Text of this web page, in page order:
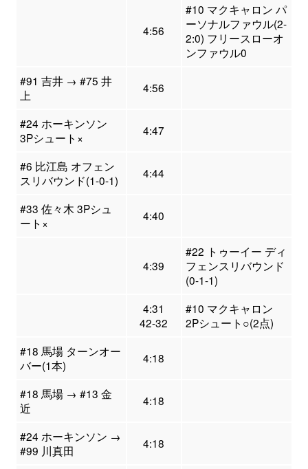
4:56
#10 マクキャロン パ
ーソナルファウル(2-
2:0) フリースローオ
ンファウル0
#91 吉井 → #75 井
上
4:56
#24 ホーキンソン
3Pシュート×
4:47
#6 比江島 オフェン
スリバウンド(1-0-1)
4:44
#33 佐々木 3Pシュ
ート×
4:40
4:39
#22 トゥーイー ディ
フェンスリバウンド
(0-1-1)
4:31
42-32
#10 マクキャロン
2Pシュート○(2点)
#18 馬場 ターンオー
バー(1本)
4:18
#18 馬場 → #13 金
近
4:18
#24 ホーキンソン →
#99 川真田
4:18